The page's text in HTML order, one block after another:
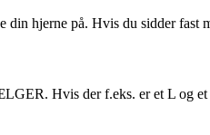
hjerne på. Hvis du sidder
Hvis der f.eks. er et L og